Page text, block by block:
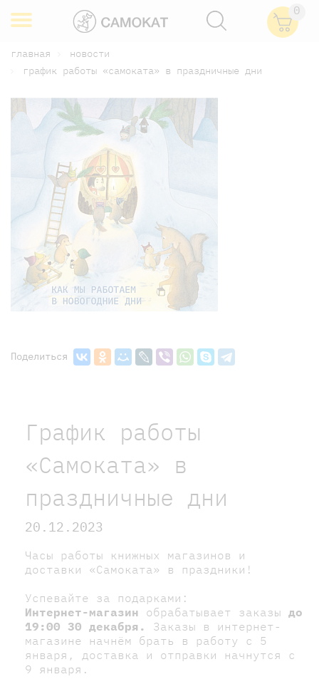
0
главная
новости
график работы «самоката» в праздничные дни
Поделиться
График работы
«Самоката» в
праздничные дни
20.12.2023
Часы работы книжных магазинов и
доставки «Самоката» в праздники!
Успевайте за подарками:
Интернет-магазин обрабатывает заказы до
19:00 30 декабря. Заказы в интернет-
магазине начнём брать в работу с 5
января, доставка и отправки начнутся с
9 января.